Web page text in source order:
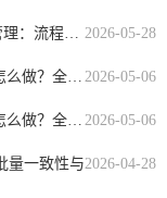
精益生产管理和质量管理：流程提质与 2026-05-28
PE管材厂家生产管理怎么做？全流程质 2026-05-06
PE管材厂家生产管理怎么做？全流程质 2026-05-06
量一致性与2026-04-28